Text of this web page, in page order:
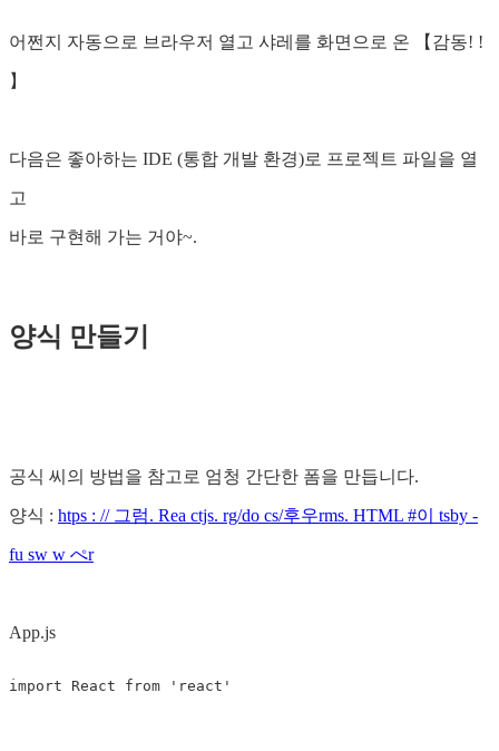
어쩐지 자동으로 브라우저 열고 샤레를 화면으로 온 【감동! !
】
다음은 좋아하는 IDE (통합 개발 환경)로 프로젝트 파일을 열
고
바로 구현해 가는 거야~.
양식 만들기
공식 씨의 방법을 참고로 엄청 간단한 폼을 만듭니다.
양식 : htps : // 그럼. Rea ctjs. rg/do cs/후우rms. HTML #이 tsby -
fu sw w ぺr
App.js
import React from ' react '